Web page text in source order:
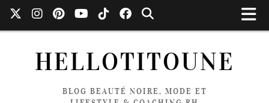
HELLOTITOUNE
BLOG BEAUTÉ NOIRE, MODE ET